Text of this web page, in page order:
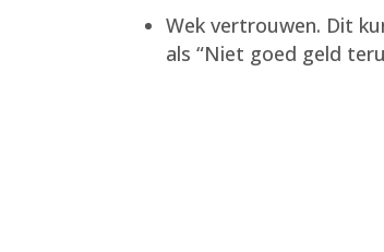
Wek vertrouwen. Dit
als “Niet goed geld